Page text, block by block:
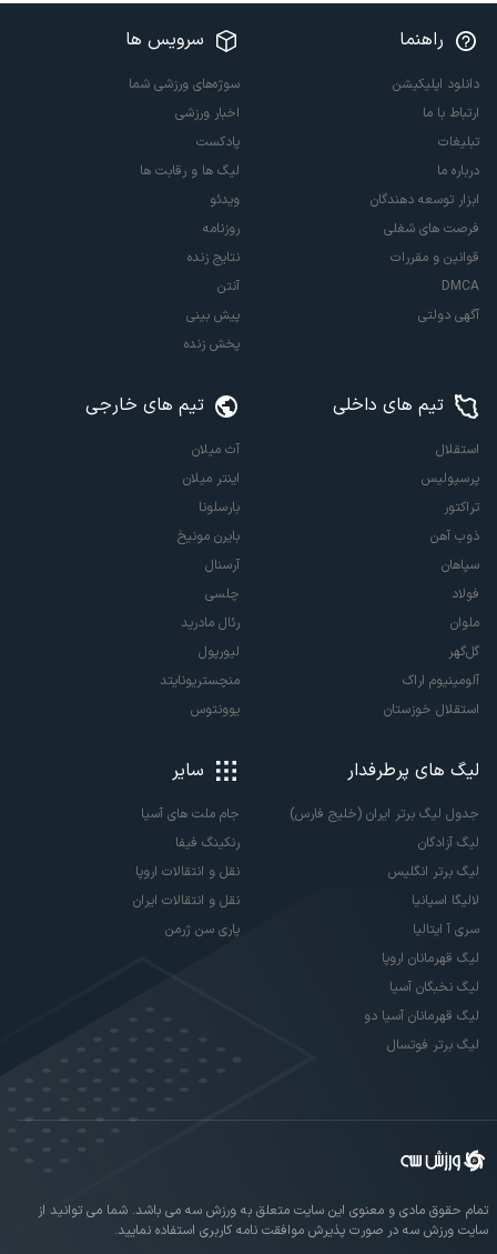
راهنما
دانلود اپلیکیشن
ارتباط با ما
تبلیغات
درباره ما
ابزار توسعه دهندگان
فرصت های شغلی
قوانین و مقررات
DMCA
آگهی دولتی
سرویس ها
سوژه‌های ورزشی شما
اخبار ورزشی
پادکست
لیگ ها و رقابت ها
ویدئو
روزنامه
نتایج زنده
آنتن
پیش بینی
پخش زنده
تیم های داخلی
استقلال
پرسپولیس
تراکتور
ذوب آهن
سپاهان
فولاد
ملوان
گل‌گهر
آلومینیوم اراک
استقلال خوزستان
تیم های خارجی
آث میلان
اینتر میلان
بارسلونا
بایرن مونیخ
آرسنال
چلسی
رئال مادرید
لیورپول
منچستریونایتد
یوونتوس
لیگ های پرطرفدار
جدول لیگ برتر ایران (خلیج فارس)
لیگ آزادگان
لیگ برتر انگلیس
لالیگا اسپانیا
سری آ ایتالیا
لیگ قهرمانان اروپا
لیگ نخبگان آسیا
لیگ قهرمانان آسیا دو
لیگ برتر فوتسال
سایر
جام ملت های آسیا
رنکینگ فیفا
نقل و انتقالات اروپا
نقل و انتقالات ایران
پاری سن ژرمن
تمام حقوق مادی و معنوی این سایت متعلق به ورزش سه می باشد. شما می توانید از
سایت ورزش سه در صورت پذیرش موافقت نامه کاربری استفاده نمایید.